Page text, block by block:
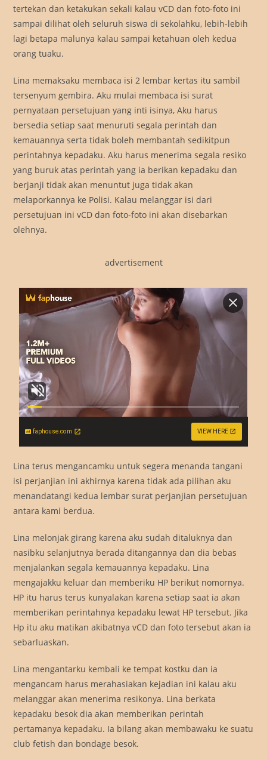
tertekan dan ketakukan sekali kalau vCD dan foto-foto ini
sampai dilihat oleh seluruh siswa di sekolahku, lebih-lebih
lagi betapa malunya kalau sampai ketahuan oleh kedua
orang tuaku.
Lina memaksaku membaca isi 2 lembar kertas itu sambil
tersenyum gembira. Aku mulai membaca isi surat
pernyataan persetujuan yang inti isinya, Aku harus
bersedia setiap saat menuruti segala perintah dan
kemauannya serta tidak boleh membantah sedikitpun
perintahnya kepadaku. Aku harus menerima segala resiko
yang buruk atas perintah yang ia berikan kepadaku dan
berjanji tidak akan menuntut juga tidak akan
melaporkannya ke Polisi. Kalau melanggar isi dari
persetujuan ini vCD dan foto-foto ini akan disebarkan
olehnya.
advertisement
faphouse.com VIEW HERE
Lina terus mengancamku untuk segera menanda tangani
isi perjanjian ini akhirnya karena tidak ada pilihan aku
menandatangi kedua lembar surat perjanjian persetujuan
antara kami berdua.
Lina melonjak girang karena aku sudah ditaluknya dan
nasibku selanjutnya berada ditangannya dan dia bebas
menjalankan segala kemauannya kepadaku. Lina
mengajakku keluar dan memberiku HP berikut nomornya.
HP itu harus terus kunyalakan karena setiap saat ia akan
memberikan perintahnya kepadaku lewat HP tersebut. Jika
Hp itu aku matikan akibatnya vCD dan foto tersebut akan ia
sebarluaskan.
Lina mengantarku kembali ke tempat kostku dan ia
mengancam harus merahasiakan kejadian ini kalau aku
melanggar akan menerima resikonya. Lina berkata
kepadaku besok dia akan memberikan perintah
pertamanya kepadaku. Ia bilang akan membawaku ke suatu
club fetish dan bondage besok.